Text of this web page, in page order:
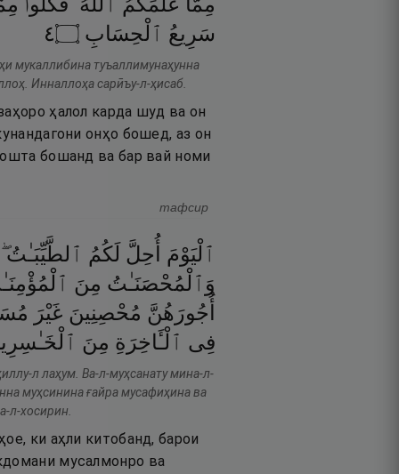
سَرِيعُ ٱلْحِسَابِ ۝٤
мукаллибина туъаллимунаҳунна
Инналлоҳа сарӣъу-л-ҳисаб.
ҳалол карда шуд ва он
онҳо бошед, аз он
бошанд ва бар вай номи
тафсир
ٱلْيَوْمَ أُحِلَّ لَكُمُ ٱلطَّيِّبَـٰتُ ۖ
وَٱلْمُحْصَنَـٰتُ مِنَ
أُجُورَهُنَّ مُحْصِنِينَ غَيْرَ
فِى ٱلْـَٔاخِرَةِ مِنَ
л лаҳум. Ва-л-муҳсанату мина-л-
муҳсинина ғайра мусафиҳина ва
л-хосирин.
ки аҳли китобанд, барои
мусалмонро ва